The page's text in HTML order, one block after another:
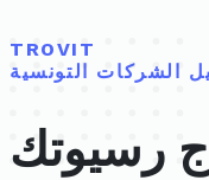
TROVIT
الشركات التونسية
ج رسيوتك